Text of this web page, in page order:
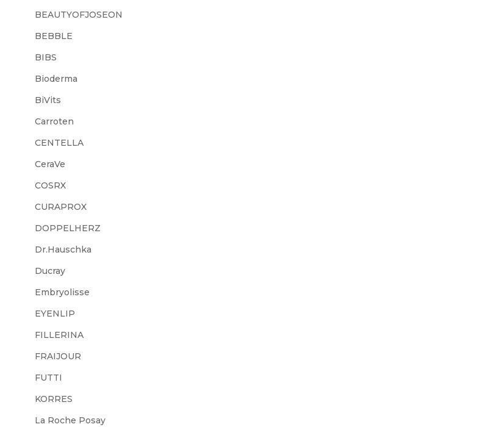
BEAUTYOFJOSEON
BEBBLE
BIBS
Bioderma
BiVits
Carroten
CENTELLA
CeraVe
COSRX
CURAPROX
DOPPELHERZ
Dr.Hauschka
Ducray
Embryolisse
EYENLIP
FILLERINA
FRAIJOUR
FUTTI
KORRES
La Roche Posay